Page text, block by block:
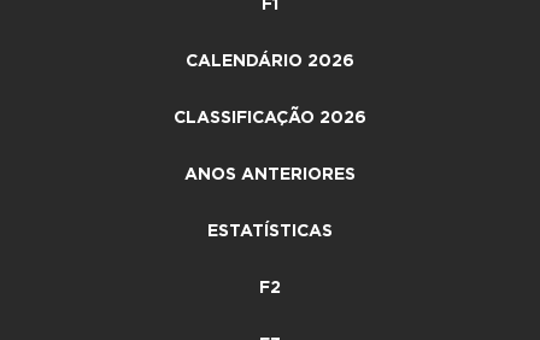
F1
CALENDÁRIO 2026
CLASSIFICAÇÃO 2026
ANOS ANTERIORES
ESTATÍSTICAS
F2